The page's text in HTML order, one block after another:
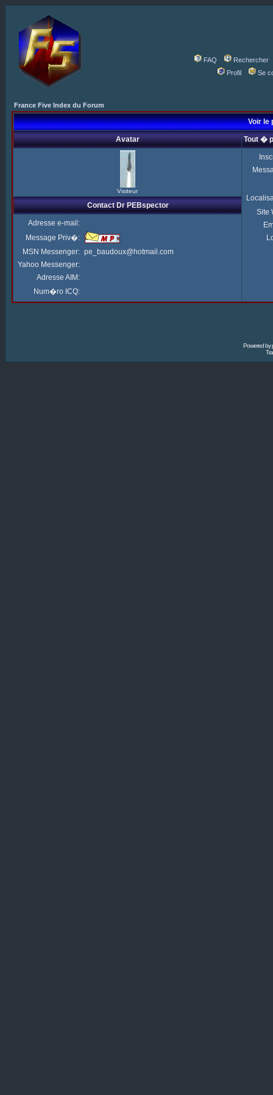
FAQ
Rechercher
Profil
Se
France Five Index du Forum
Voir le
Avatar Tout �
Visiteur
Site
Contact Dr PEBspector
Adresse e-mail:
Message Priv�:
MSN Messenger: pe_baudoux@hotmail.com
Yahoo Messenger:
Adresse AIM:
Num�ro ICQ:
Powered by